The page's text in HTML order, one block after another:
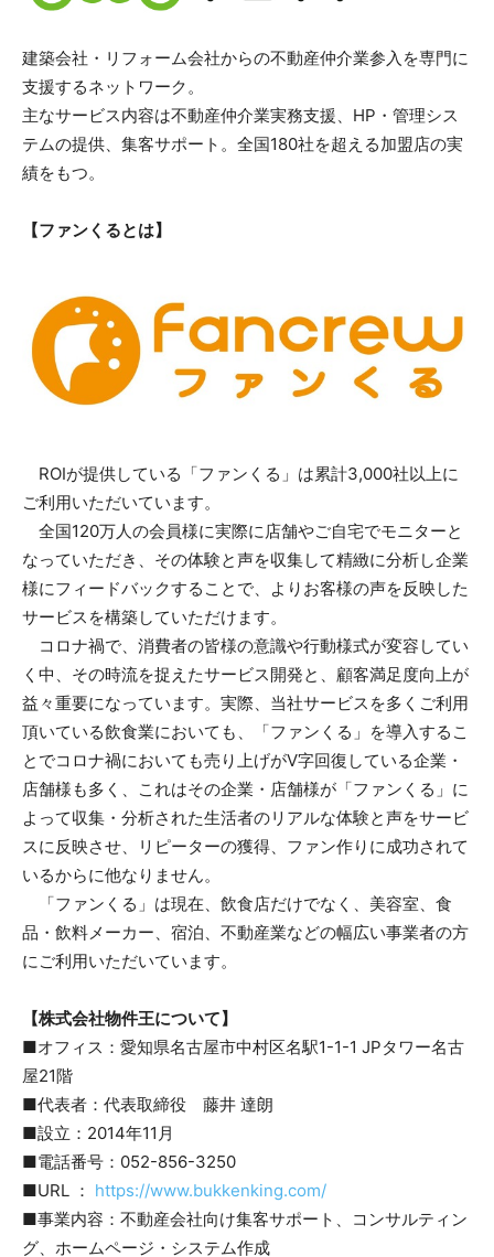
建築会社・リフォーム会社からの不動産仲介業参入を専門に
支援するネットワーク。
主なサービス内容は不動産仲介業実務支援、HP・管理シス
テムの提供、集客サポート。全国180社を超える加盟店の実
績をもつ。
【ファンくるとは】
ROIが提供している「ファンくる」は累計3,000社以上に
ご利用いただいています。
全国120万人の会員様に実際に店舗やご自宅でモニターと
なっていただき、その体験と声を収集して精緻に分析し企業
様にフィードバックすることで、よりお客様の声を反映した
サービスを構築していただけます。
コロナ禍で、消費者の皆様の意識や行動様式が変容してい
く中、その時流を捉えたサービス開発と、顧客満足度向上が
益々重要になっています。実際、当社サービスを多くご利用
頂いている飲食業においても、「ファンくる」を導入するこ
とでコロナ禍においても売り上げがV字回復している企業・
店舗様も多く、これはその企業・店舗様が「ファンくる」に
よって収集・分析された生活者のリアルな体験と声をサービ
スに反映させ、リピーターの獲得、ファン作りに成功されて
いるからに他なりません。
「ファンくる」は現在、飲食店だけでなく、美容室、食
品・飲料メーカー、宿泊、不動産業などの幅広い事業者の方
にご利用いただいています。
【株式会社物件王について】
■オフィス：愛知県名古屋市中村区名駅1-1-1 JPタワー名古
屋21階
■代表者：代表取締役 藤井 達朗
■設立：2014年11月
■電話番号：052-856-3250
■URL ： https://www.bukkenking.com/
■事業内容：不動産会社向け集客サポート、コンサルティン
グ、ホームページ・システム作成